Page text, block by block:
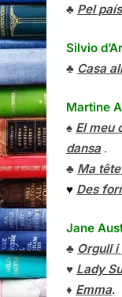
♣ Pel
Silvio
♣ Casa
Martine
♠ El meu
dansa.
♣ Ma
♥ Des
Jane
♣ Orgull
♥ Lady
♦ Emma.